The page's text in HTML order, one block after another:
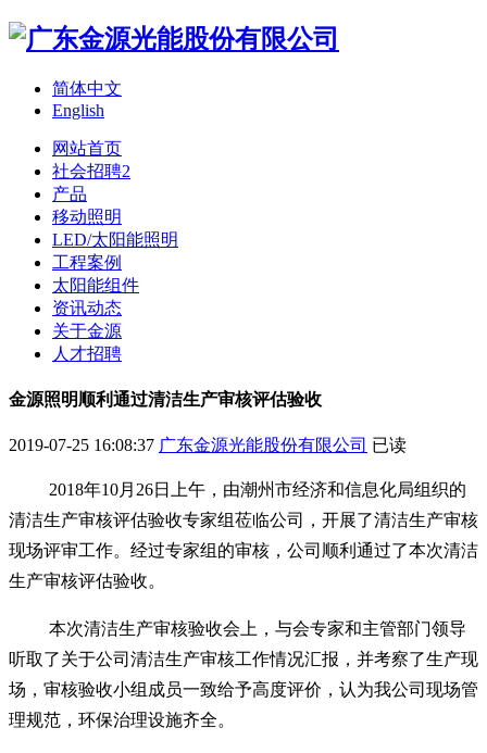
简体中文
English
网站首页
社会招聘2
产品
移动照明
LED/太阳能照明
工程案例
太阳能组件
资讯动态
关于金源
人才招聘
金源照明顺利通过清洁生产审核评估验收
2019-07-25 16:08:37 广东金源光能股份有限公司 已读
2018年10月26日上午，由潮州市经济和信息化局组织的
清洁生产审核评估验收专家组莅临公司，开展了清洁生产审核
现场评审工作。经过专家组的审核，公司顺利通过了本次清洁
生产审核评估验收。
本次清洁生产审核验收会上，与会专家和主管部门领导
听取了关于公司清洁生产审核工作情况汇报，并考察了生产现
场，审核验收小组成员一致给予高度评价，认为我公司现场管
理规范，环保治理设施齐全。